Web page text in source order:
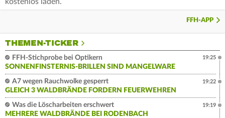
FFH-APP
THEMEN-TICKER
FFH-Stichprobe bei Optikern
SONNENFINSTERNIS-BRILLEN SIND MANGELWARE
19:25
A7 wegen Rauchwolke gesperrt
GLEICH 3 WALDBRÄNDE FORDERN FEUERWEHREN
19:22
Was die Löscharbeiten erschwert
MEHRERE WALDBRÄNDE BEI RODENBACH
19:19